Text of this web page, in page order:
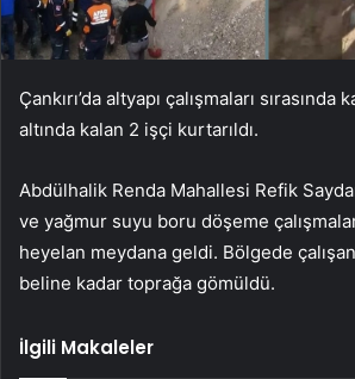
Çankırı’da altyapı çalışmaları sırasında
altında kalan 2 işçi kurtarıldı.
Abdülhalik Renda Mahallesi Refik
ve yağmur suyu boru döşeme
heyelan meydana geldi. Bölgede
beline kadar toprağa gömüldü.
İlgili Makaleler